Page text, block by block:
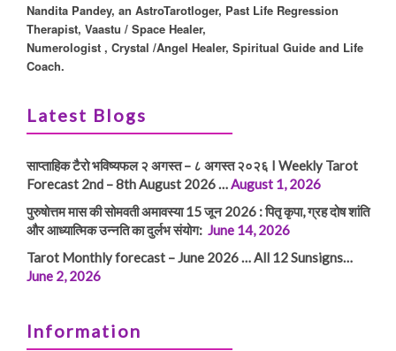
Nandita Pandey, an AstroTarotloger, Past Life Regression
Therapist, Vaastu / Space Healer,
Numerologist , Crystal /Angel Healer, Spiritual Guide and Life
Coach.
Latest Blogs
साप्ताहिक टैरो भविष्यफल २ अगस्त – ८ अगस्त २०२६ I Weekly Tarot
Forecast 2nd – 8th August 2026 …August 1, 2026
पुरुषोत्तम मास की सोमवती अमावस्या 15 जून 2026 : पितृ कृपा, ग्रह दोष शांति
और आध्यात्मिक उन्नति का दुर्लभ संयोग: June 14, 2026
Tarot Monthly forecast – June 2026 … All 12 Sunsigns…
June 2, 2026
Information